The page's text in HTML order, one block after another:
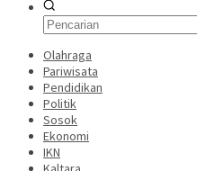
Olahraga
Pariwisata
Pendidikan
Politik
Sosok
Ekonomi
IKN